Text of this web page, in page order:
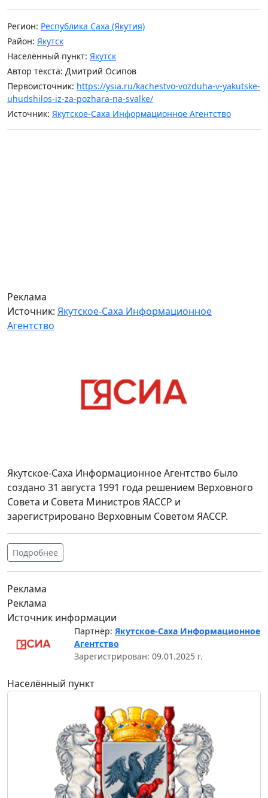
Регион: Республика Саха (Якутия)
Район: Якутск
Населённый пункт: Якутск
Автор текста: Дмитрий Осипов
Первоисточник: https://ysia.ru/kachestvo-vozduha-v-yakutske-
uhudshilos-iz-za-pozhara-na-svalke/
Источник: Якутское-Саха Информационное Агентство
Реклама
Источник: Якутское-Саха Информационное
Агентство
Якутское-Саха Информационное Агентство было
создано 31 августа 1991 года решением Верховного
Совета и Совета Министров ЯАССР и
зарегистрировано Верховным Советом ЯАССР.
Подробнее
Реклама
Реклама
Источник информации
Партнёр: Якутское-Саха Информационное
Агентство
Зарегистрирован: 09.01.2025 г.
Населённый пункт